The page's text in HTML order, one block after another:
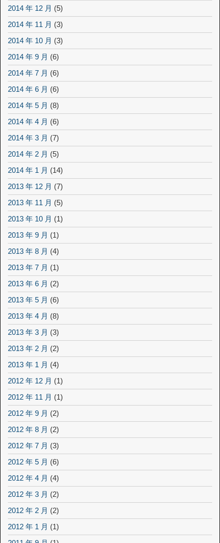
2014 年 12 月 (5)
2014 年 11 月 (3)
2014 年 10 月 (3)
2014 年 9 月 (6)
2014 年 7 月 (6)
2014 年 6 月 (6)
2014 年 5 月 (8)
2014 年 4 月 (6)
2014 年 3 月 (7)
2014 年 2 月 (5)
2014 年 1 月 (14)
2013 年 12 月 (7)
2013 年 11 月 (5)
2013 年 10 月 (1)
2013 年 9 月 (1)
2013 年 8 月 (4)
2013 年 7 月 (1)
2013 年 6 月 (2)
2013 年 5 月 (6)
2013 年 4 月 (8)
2013 年 3 月 (3)
2013 年 2 月 (2)
2013 年 1 月 (4)
2012 年 12 月 (1)
2012 年 11 月 (1)
2012 年 9 月 (2)
2012 年 8 月 (2)
2012 年 7 月 (3)
2012 年 5 月 (6)
2012 年 4 月 (4)
2012 年 3 月 (2)
2012 年 2 月 (2)
2012 年 1 月 (1)